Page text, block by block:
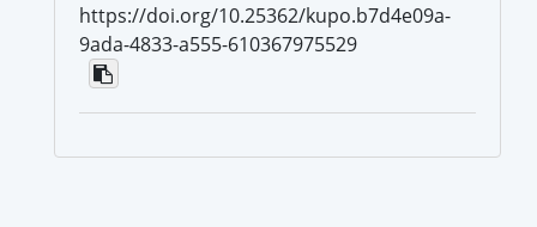
https://doi.org/10.25362/kupo.b7d4e09a-
9ada-4833-a555-610367975529